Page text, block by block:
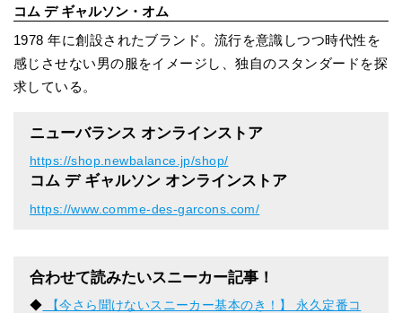
コム デ ギャルソン・オム
1978 年に創設されたブランド。流行を意識しつつ時代性を
感じさせない男の服をイメージし、独自のスタンダードを探
求している。
ニューバランス オンラインストア
https://shop.newbalance.jp/shop/
コム デ ギャルソン オンラインストア
https://www.comme-des-garcons.com/
合わせて読みたいスニーカー記事！
◆ 【今さら聞けないスニーカー基本のき！】 永久定番コ